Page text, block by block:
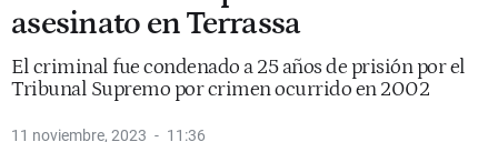
asesinato en Terrassa
El criminal fue condenado a 25 años de prisión por el
Tribunal Supremo por crimen ocurrido en 2002
11 noviembre, 2023 11:36